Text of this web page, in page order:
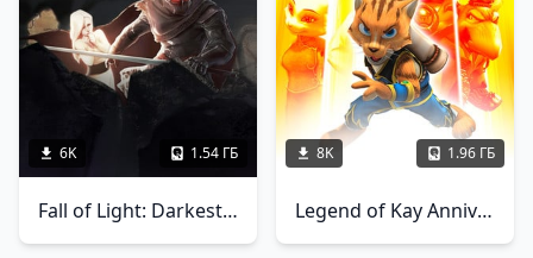
6K 1.54 ГБ
Fall of Light: Darkest Edition
8K 1.96 ГБ
Legend of Kay Anniversary